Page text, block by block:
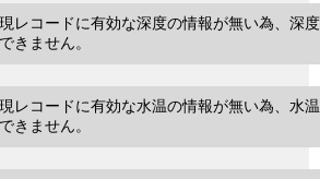
レコードに有効な深度の情報が無い為、深
きません。
レコードに有効な水温の情報が無い為、水
きません。